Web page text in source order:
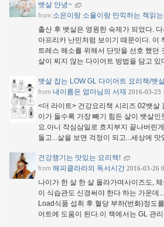
뱃살 안녕~
from 소은이랑 소율이랑 만끽하는 책읽
출산 후 뱃살은 영원한 숙제가 되었다.
아프리카 난민처럼 보이기 때문이다. 이
트레스 해소를 위해서 단맛을 선호 했던
살이 찌지 않는 다이어트 방법을 담고
뱃살 잡는 LOW GL 다이어트 요리책/뱃
from 내이름은 엄마님의 서재 2016-03-23
<더 라이트> 건강요리책 시리즈 02뱃살
이가 들수록 가장 빼기 힘든 살이 뱃살
요.아니 작심삼일로 흐지부지 끝나버린
돌고...살을 보면 걱정이 되고...세상에
건강챙기는 맛있는 요리책!
from 해피클라라의 독서시간 2016-03-26
나이가 한 살 한 살 올라가며사이즈도,
이 식습관도 신경써야 한다 하는 가운
Load식품 섭취 후 혈당 부하(번화)정도
어트에 도움이 된다.이 책에서는 GL 관